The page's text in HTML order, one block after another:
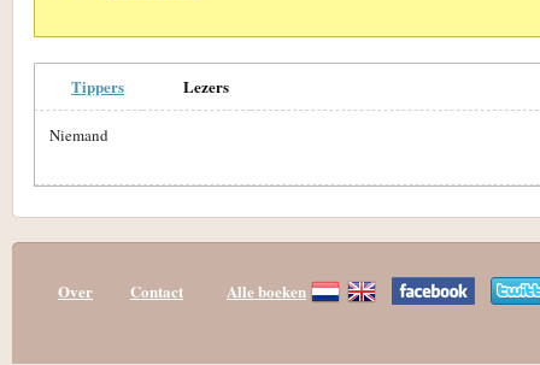
Tippers Lezers
Niemand
Over Contact Alle boeken